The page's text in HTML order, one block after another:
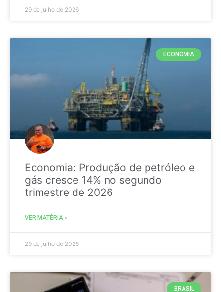
29 de julho de 2026
ECONOMIA
Economia: Produção de petróleo e
gás cresce 14% no segundo
trimestre de 2026
VER MATÉRIA »
29 de julho de 2026
BRASIL